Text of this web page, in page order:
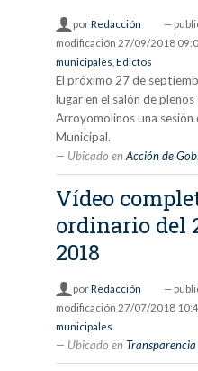
porRedacción —
modificación 27/09/2018
municipales Edictos
El próximo 27 de
lugar en el salón de
Arroyomolinos una sesión
Municipal.
Ubicado en Acción de
Vídeo
ordinario del
2018
porRedacción —
modificación 27/07/2018
municipales
Ubicado en Transparencia